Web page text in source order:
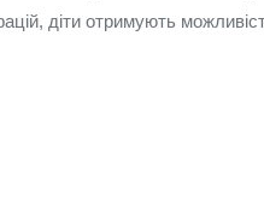
діти отримують